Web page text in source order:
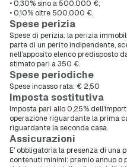
• 0,30% sino a 500.000 €;
• 0,10% oltre 500.000 €.
Spese perizia
Spese di perizia: la perizia
parte di un perito indipendente,
nell’apposito elenco predisposto
stimato pari a 350 €.
Spese periodiche
Spese incasso rata: € 2,50
Imposta sostitutiva
Imposta pari allo 0,25%
operazione riguardante la prima
riguardante la seconda casa.
Assicurazioni
E' obbligatoria la presenza di una
contenuti minimi: premio annuo o